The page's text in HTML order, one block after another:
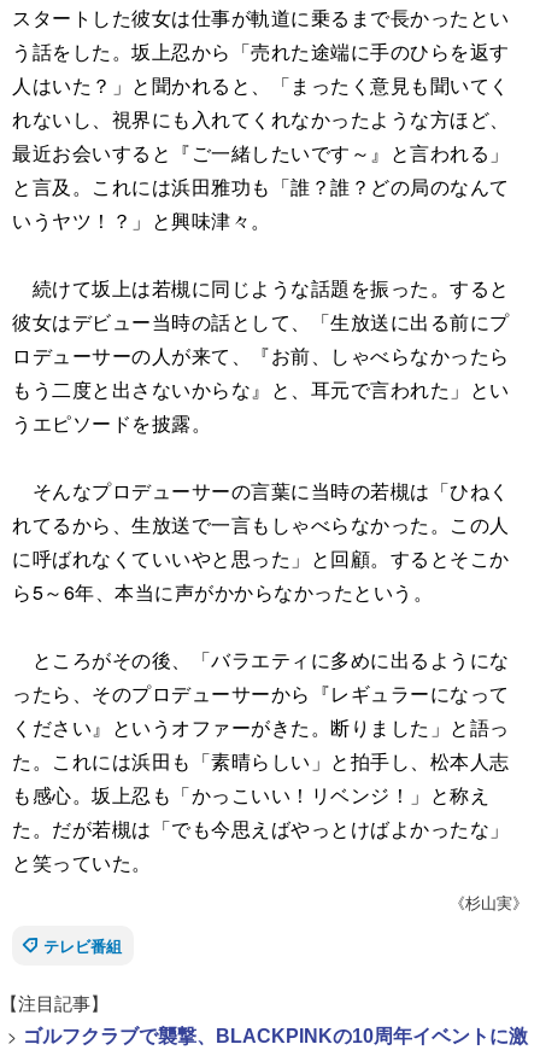
スタートした彼女は仕事が軌道に乗るまで長かったとい
う話をした。坂上忍から「売れた途端に手のひらを返す
人はいた？」と聞かれると、「まったく意見も聞いてく
れないし、視界にも入れてくれなかったような方ほど、
最近お会いすると『ご一緒したいです～』と言われる」
と言及。これには浜田雅功も「誰？誰？どの局のなんて
いうヤツ！？」と興味津々。
続けて坂上は若槻に同じような話題を振った。すると
彼女はデビュー当時の話として、「生放送に出る前にプ
ロデューサーの人が来て、『お前、しゃべらなかったら
もう二度と出さないからな』と、耳元で言われた」とい
うエピソードを披露。
そんなプロデューサーの言葉に当時の若槻は「ひねく
れてるから、生放送で一言もしゃべらなかった。この人
に呼ばれなくていいやと思った」と回顧。するとそこか
ら5～6年、本当に声がかからなかったという。
ところがその後、「バラエティに多めに出るようにな
ったら、そのプロデューサーから『レギュラーになって
ください』というオファーがきた。断りました」と語っ
た。これには浜田も「素晴らしい」と拍手し、松本人志
も感心。坂上忍も「かっこいい！リベンジ！」と称え
た。だが若槻は「でも今思えばやっとけばよかったな」
と笑っていた。
《杉山実》
テレビ番組
【注目記事】
> ゴルフクラブで襲撃、BLACKPINKの10周年イベントに激